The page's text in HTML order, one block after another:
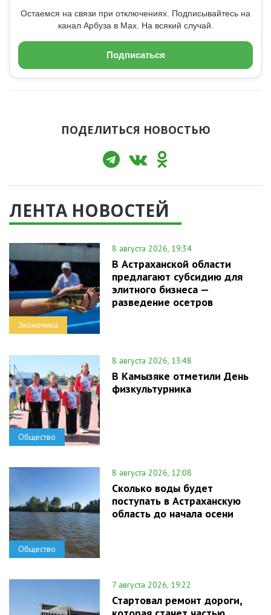
Остаемся на связи при отключениях. Подписывайтесь на
канал Арбуза в Max. На всякий случай.
Подписаться
ПОДЕЛИТЬСЯ НОВОСТЬЮ
ЛЕНТА НОВОСТЕЙ
Экономика
8 августа 2026, 19:34
В Астраханской области
предлагают субсидию для
элитного бизнеса —
разведение осетров
Общество
8 августа 2026, 13:48
В Камызяке отметили День
физкультурника
Общество
8 августа 2026, 12:08
Сколько воды будет
поступать в Астраханскую
область до начала осени
7 августа 2026, 19:22
Стартовал ремонт дороги,